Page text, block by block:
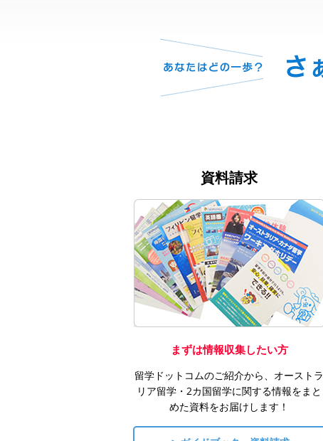
資料請求
まずは情報収集したい方
留学ドットコムのご紹介から、オーストラ
リア留学・2カ国留学に関する情報をまと
めた資料をお届けします！